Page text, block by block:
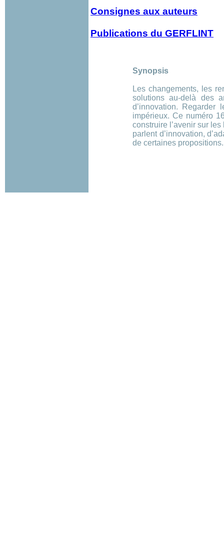
Consignes aux auteurs
Publications du GERFLINT
Synopsis
Les changements, les
solutions au-delà des
d’innovation.
impérieux. Ce numéro
construire l’avenir sur
parlent d’innovation,
de certaines propositions.